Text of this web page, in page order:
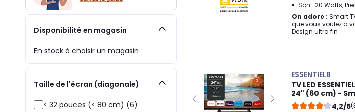
Disponibilité en magasin
En stock à choisir un magasin
Taille de l'écran (diagonale)
< 32 pouces (< 80 cm) (6)
Son : 20 Watts,
On adore : Smart
que vous voulez à
Design ultra fin
ESSENTIELB
TV LED
24" (60 cm) -
4,2/5